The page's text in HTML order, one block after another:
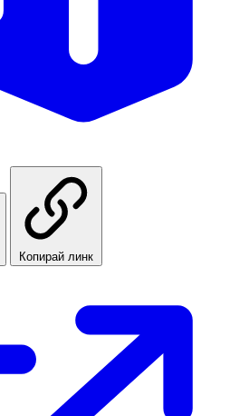
Копирай линк